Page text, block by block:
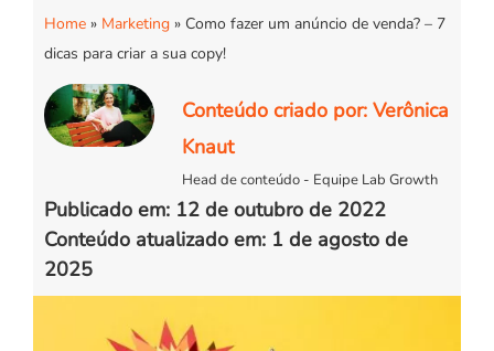
Home » Marketing » Como fazer um anúncio de venda? – 7
dicas para criar a sua copy!
Conteúdo criado por: Verônica
Knaut
Head de conteúdo - Equipe Lab Growth
Publicado em: 12 de outubro de 2022
Conteúdo atualizado em: 1 de agosto de
2025